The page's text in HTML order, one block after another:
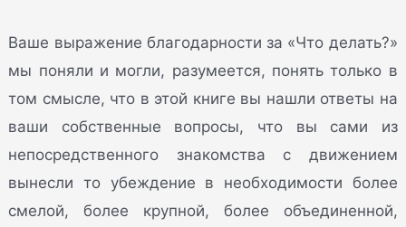
Ваше выражение благодарности за «Что делать?»
мы поняли и могли, разумеется, понять только в
том смысле, что в этой книге вы нашли ответы на
ваши собственные вопросы, что вы сами из
непосредственного знакомства с движением
вынесли то убеждение в необходимости более
смелой, более крупной, более объединенной,